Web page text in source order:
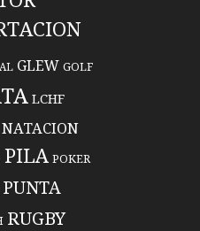
GLEW GOLF
LCHF
NATACION
PILA POKER
PUNTA
RUGBY